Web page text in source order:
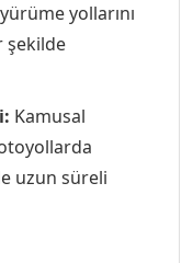
yollarını
şekilde
Kamusal
uzun süreli